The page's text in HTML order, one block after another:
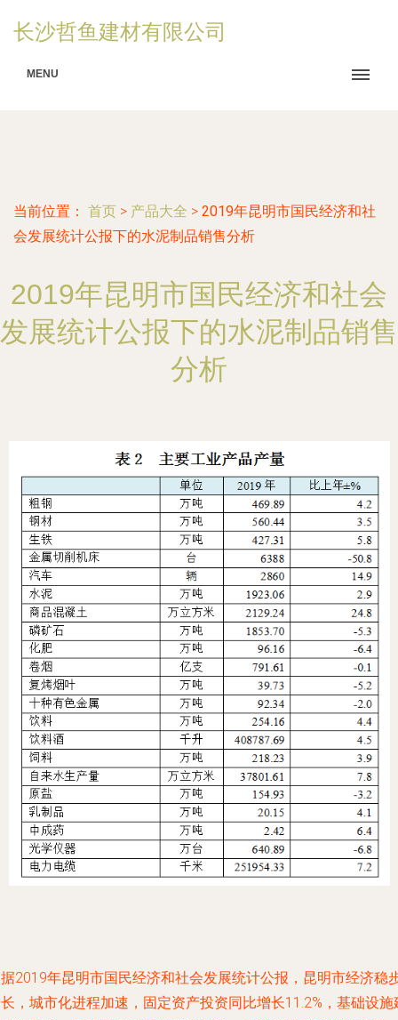
长沙哲鱼建材有限公司
MENU
当前位置： 首页 > 产品大全 > 2019年昆明市国民经济和社
会发展统计公报下的水泥制品销售分析
2019年昆明市国民经济和社会
发展统计公报下的水泥制品销售
分析
2019年昆明市国民经济和社会发展统计公报，昆明市经济稳
，城市化进程加速，固定资产投资同比增长11.2%，基础设施